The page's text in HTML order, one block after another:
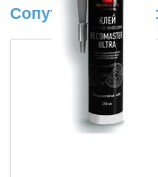
Сопутствующие